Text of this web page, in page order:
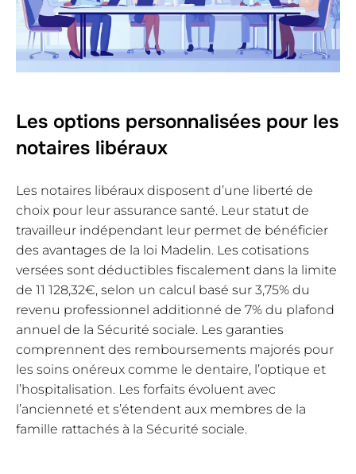
Les options personnalisées pour les
notaires libéraux
Les notaires libéraux disposent d’une liberté de
choix pour leur assurance santé. Leur statut de
travailleur indépendant leur permet de bénéficier
des avantages de la loi Madelin. Les cotisations
versées sont déductibles fiscalement dans la limite
de 11 128,32€, selon un calcul basé sur 3,75% du
revenu professionnel additionné de 7% du plafond
annuel de la Sécurité sociale. Les garanties
comprennent des remboursements majorés pour
les soins onéreux comme le dentaire, l’optique et
l’hospitalisation. Les forfaits évoluent avec
l’ancienneté et s’étendent aux membres de la
famille rattachés à la Sécurité sociale.